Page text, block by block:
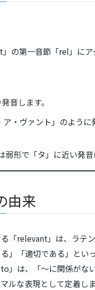
の第一音節「rel」にア
音します。
ア・ヴァント」のよう
弱形で「タ」に近い発音
由来
「relevant」は、ラテ
」「適切である」とい
」は、「〜に関係がな
ルな表現として定着しま